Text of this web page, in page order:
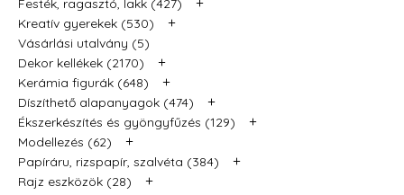
Festék, ragasztó, lakk (427)
Kreatív gyerekek (530) +
Vásárlási utalvány (5)
Dekor kellékek (2170)
+
Kerámia figurák (648) +
Díszíthető alapanyagok (474) +
Ékszerkészítés és gyöngyfűzés (129) +
Modellezés (62) +
Papíráru, rizspapír, szalvéta (384) +
Rajz eszközök (28) +